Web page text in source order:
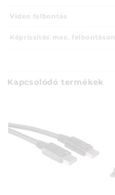
Video felbontás
Képrissítés max. felbontáson
Kapcsolódó termékek